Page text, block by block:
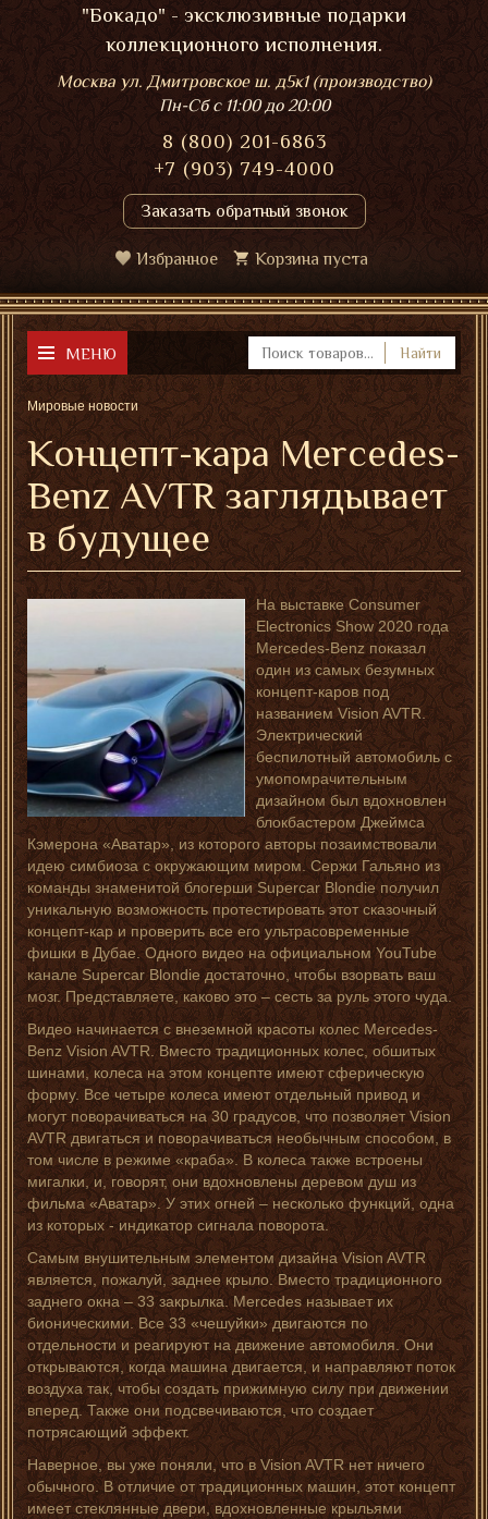
"Бокадо" - эксклюзивные подарки
коллекционного исполнения.
Москва ул. Дмитровское ш. д5к1 (производство)
Пн-Сбс 11:00 до 20:00
8 (800) 201-6863
+7 (903) 749-4000
Заказать обратный звонок
Избранное Корзина пуста
МЕНЮ Найти
Мировые новости
Концепт-кара Mercedes-
Benz AVTR заглядывает
в будущее
На выставке Consumer
Electronics Show 2020 года
Mercedes-Benz показал
один из самых безумных
концепт-каров под
названием Vision AVTR.
Электрический
беспилотный автомобиль с
умопомрачительным
дизайном был вдохновлен
блокбастером Джеймса
Кэмерона «Аватар», из которого авторы позаимствовали
идею симбиоза с окружающим миром. Сержи Гальяно из
команды знаменитой блогерши Supercar Blondie получил
уникальную возможность протестировать этот сказочный
концепт-кар и проверить все его ультрасовременные
фишки в Дубае. Одного видео на официальном YouTube
канале Supercar Blondie достаточно, чтобы взорвать ваш
мозг. Представляете, каково это – сесть за руль этого чуда.
Видео начинается с внеземной красоты колес Mercedes-
Benz Vision AVTR. Вместо традиционных колес, обшитых
шинами, колеса на этом концепте имеют сферическую
форму. Все четыре колеса имеют отдельный привод и
могут поворачиваться на 30 градусов, что позволяет Vision
AVTR двигаться и поворачиваться необычным способом, в
том числе в режиме «краба». В колеса также встроены
мигалки, и, говорят, они вдохновлены деревом душ из
фильма «Аватар». У этих огней – несколько функций, одна
из которых - индикатор сигнала поворота.
Самым внушительным элементом дизайна Vision AVTR
является, пожалуй, заднее крыло. Вместо традиционного
заднего окна – 33 закрылка. Mercedes называет их
бионическими. Все 33 «чешуйки» двигаются по
отдельности и реагируют на движение автомобиля. Они
открываются, когда машина двигается, и направляют поток
воздуха так, чтобы создать прижимную силу при движении
вперед. Также они подсвечиваются, что создает
потрясающий эффект.
Наверное, вы уже поняли, что в Vision AVTR нет ничего
обычного. В отличие от традиционных машин, этот концепт
имеет стеклянные двери, вдохновленные крыльями